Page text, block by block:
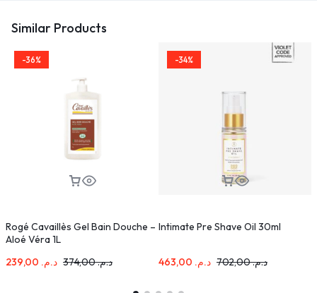
Similar Products
-36%
Rogé Cavaillès Gel Bain Douche –
Aloé Véra 1L
د.م.
د.م.374,00
-34%
Intimate Pre Shave Oil 30ml
د.م. د.م.702,00